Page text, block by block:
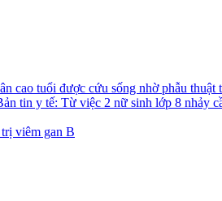
cao tuổi được cứu sống nhờ phẫu thuật
tin y tế: Từ việc 2 nữ sinh lớp 8 nhảy
viêm gan B